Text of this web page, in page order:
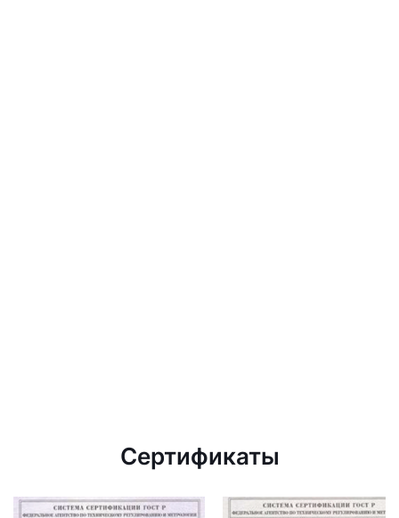
Сертификаты